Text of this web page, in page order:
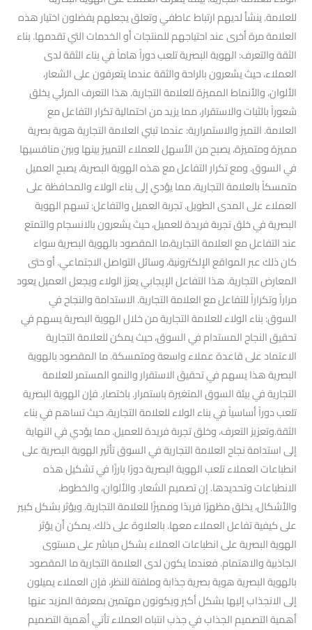
للعلامة. ينشأ لديهم ارتباط عاطفي وتعلق يجعلهم يفضلون اختيار هذه
العلامة مرة أخرى عند احتياجهم للمنتجات أو الخدمات التي تقدمها. بناء
الثقة والتعرف: الهوية البصرية تلعب دوراً هاماً في بناء الثقة لدى
العملاء، حيث يشعرون بالراحة والثقة عندما يتعرفون على الشعار،
الألوان، والأنماط المميزة للعلامة التجارية. هذا التعرف المرئي يخلق
شعوراً بالثبات والاستقرار، مما يزيد من احتمالية تكرار التفاعل مع
العلامة. التميز والاستمرارية: عندما تبني العلامة التجارية هوية بصرية
مميزة ومتميزة، يصبح من الأسهل للعملاء التمييز بينها وبين منافسيها
في السوق. ومع تكرار التفاعل مع هذه الهوية البصرية، يصبح العميل
متمسكاً بالعلامة التجارية، مما يؤدي إلى بناء الولاء والمحافظة على
العملاء على المدى الطويل. تجربة العميل والتفاعل: تسهم الهوية
البصرية في خلق تجربة فريدة للعميل، حيث يشعرون بالانسجام والتمتع
عند التفاعل مع العلامة التجارية،ما المقصود بالهوية البصرية سواء
كان ذلك عبر المواقع الإلكترونية، وسائل التواصل الاجتماعي. أو حتى
المعارض التجارية. هذا التفاعل الإيجابي يعزز الولاء ويجعل العميل يعود
مراراً وتكراراً للتفاعل مع العلامة التجارية. الاستدامة والنجاح في
السوق: بناء الولاء للعلامة التجارية من خلال الهوية البصرية يسهم في
تحقيق النجاح المستدام في السوق، حيث يمكن للعلامة التجارية
الاعتماد على قاعدة عملاء واسعة ومتمسكة. ما المقصود بالهوية
البصرية هذا يسهم في تحقيق الاستقرار والنمو المستمر للعلامة
التجارية في بيئة السوق المتغيرة باستمرار. باختصار. فإن الهوية البصرية
تلعب دوراً أساسياً في بناء الولاء للعلامة التجارية، حيث تساهم في بناء
الثقة.وتعزيز التعرف، وخلق تجربة فريدة للعميل. مما يؤدي في النهاية
إلى استدامة نجاح العلامة التجارية في السوق تأثير الهوية البصرية على
انطباعات العملاء تلعب الهوية البصرية دورًا بارزًا في تشكيل هذه
الانطباعات وتحديدها. إن تصميم الشعار. والألوان، والخطوط،
والأشكال، يخلق مظهرًا فريدًا ومميزًا للعلامة التجارية. ويؤثر بشكل كبير
على كيفية تفاعل العملاء معها. بالعلاوة على ذلك. يمكن أن يؤثر
الهوية البصرية على انطباعات العملاء بشكل مباشر على مستوى
الجاذبية والاهتمام. فعندما يكون لدى العلامة التجارية ما المقصود
بالهوية البصرية هوية بصرية جذابة وملفتة للنظر، فإن العملاء يميلون
إلى الانجذاب إليها بشكل أكبر ويكونون مهتمين بمعرفة المزيد عنها
أهمية التصميم الجذاب في جذب انتباه العملاء تأتي أهمية التصميم